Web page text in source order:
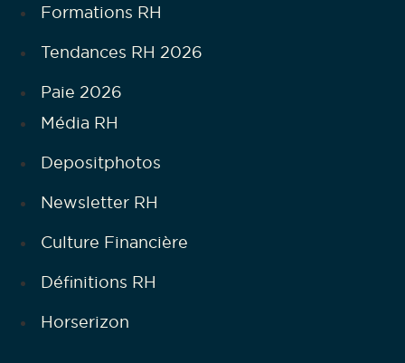
Formations RH
Tendances RH 2026
Paie 2026
Média RH
Depositphotos
Newsletter RH
Culture Financière
Définitions RH
Horserizon